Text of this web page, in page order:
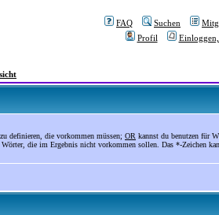
FAQ Suchen
Profil
definieren, die vorkommen müssen; OR kannst du benutzen für
die im Ergebnis nicht vorkommen sollen. Das *-Zeichen